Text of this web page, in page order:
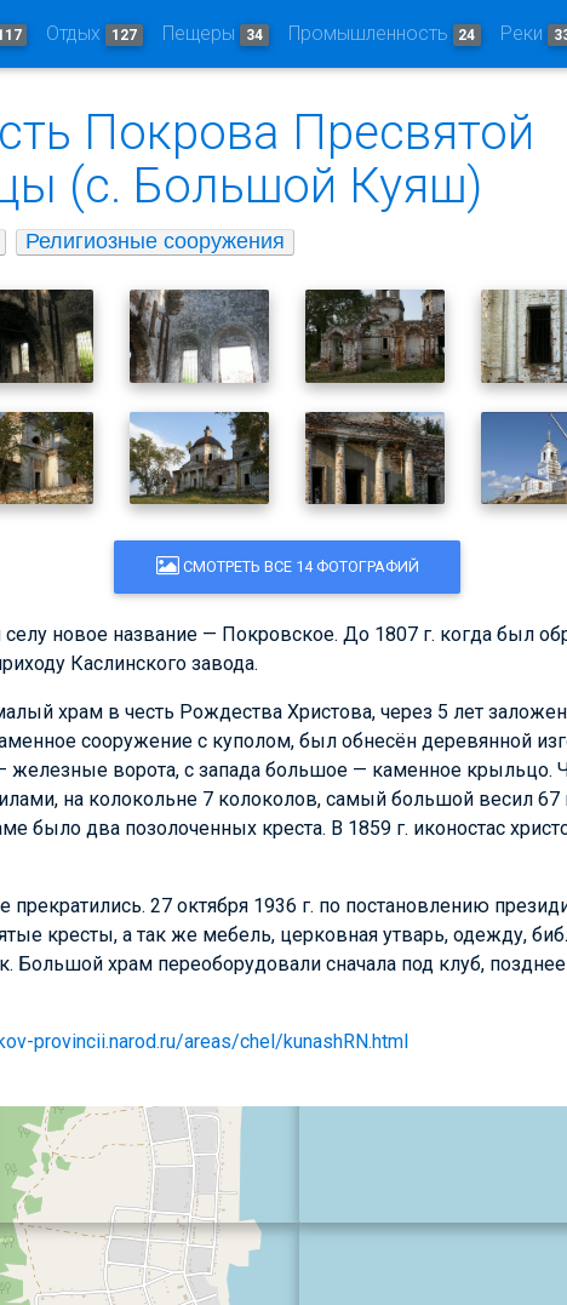
Отдых 127 Пещеры 34 Промышленность 24 Реки
Покрова Пресвятой
(с. Большой Куяш)
Религиозные сооружения
СМОТРЕТЬ ВСЕ 14 ФОТОГРАФИЙ
селу новое название — Покровское. До 1807 г. когда был
Каслинского завода.
храм в честь Рождества Христова, через 5 лет
сооружение с куполом, был обнесён деревянной
железные ворота, с запада большое — каменное
на колокольне 7 колоколов, самый большой весил
было два позолоченных креста. В 1859 г. иконостас
прекратились. 27 октября 1936 г. по постановлению
кресты, а так же мебель, церковная утварь, одежду,
Большой храм переоборудовали сначала под клуб,
provincii.narod.ru/areas/chel/kunashRN.html